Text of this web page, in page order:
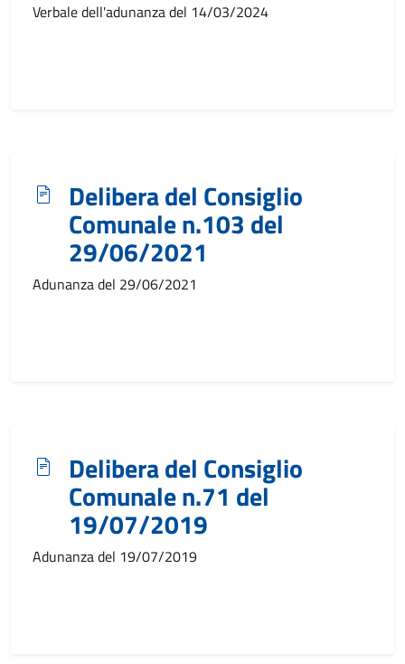
Verbale dell'adunanza del 14/03/2024
Delibera del Consiglio
Comunale n.103 del
29/06/2021
Adunanza del 29/06/2021
Delibera del Consiglio
Comunale n.71 del
19/07/2019
Adunanza del 19/07/2019